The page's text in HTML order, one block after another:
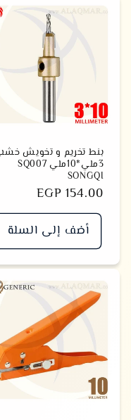
بنط تخريم و تخويش خشب
3ملي*10ملي SQ007
SONGQI
سعر
EGP 154.00
أضف إلى السلة